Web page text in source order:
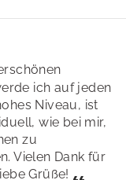
ich auf jeden
Niveau, ist
wie bei mir,
zu
Vielen Dank für
Grüße!